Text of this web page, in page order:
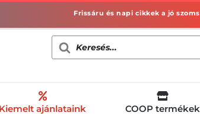
Products
search
Kiemelt ajánlataink COOP termékek